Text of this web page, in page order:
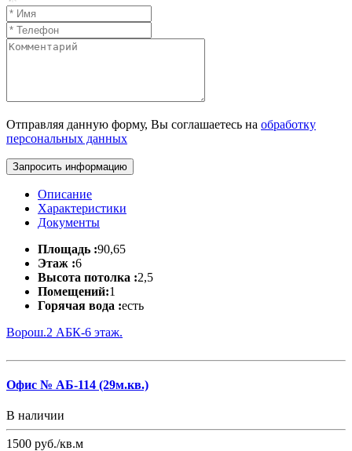
Отправляя данную форму, Вы соглашаетесь на обработку
персональных данных
Запросить информацию
Описание
Характеристики
Документы
Площадь :90,65
Этаж :6
Высота потолка :2,5
Помещений:1
Горячая вода :есть
Ворош.2 АБК-6 этаж.
Офис № АБ-114 (29м.кв.)
В наличии
1500 руб./кв.м